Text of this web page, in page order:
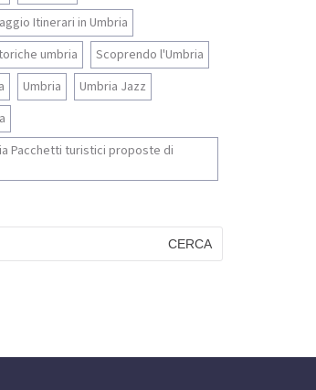
Itinerari in Umbria
umbria
Scoprendo l'Umbria
Umbria
Umbria Jazz
Pacchetti turistici proposte di